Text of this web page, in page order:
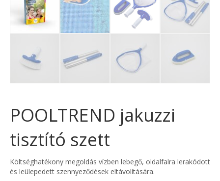
POOLTREND jakuzzi
tisztító szett
Költséghatékony megoldás vízben lebegő, oldalfalra lerakódott
és leülepedett szennyeződések eltávolítására.